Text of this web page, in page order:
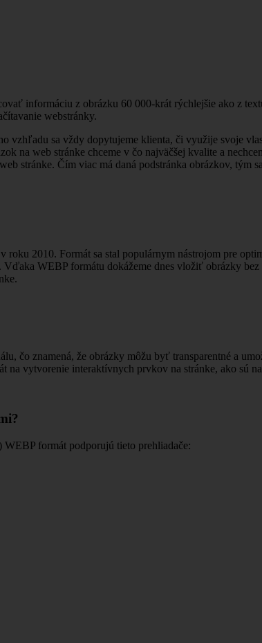
informáciu z obrázku 60 000-krát rýchlejšie ako z
webstránky.
vzhľadu sa vždy dopytujeme klienta, či využije svoje
na web stránke chceme v čo najväčšej kvalite a
stránke. Čím viac má daná podstránka obrázkov, tým
2010. Formát sa stal populárnym nástrojom pre
WEBP formátu dokážeme dnes vložiť obrázky
čo znamená, že obrázky môžu byť transparentné a
vytvorenie interaktívnych prvkov na stránke, ako sú
) WEBP formát podporujú tieto prehliadače: